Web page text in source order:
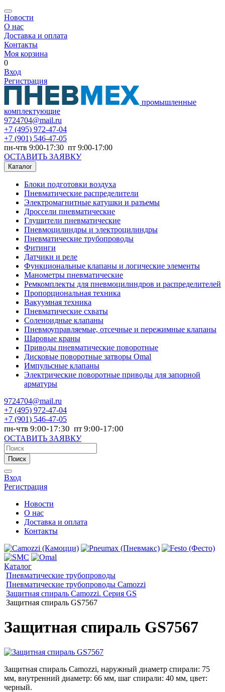
Новости
О нас
Доставка и оплата
Контакты
Моя корзина
0
Вход
Регистрация
промышленные
комплектующие
9724704@mail.ru
+7 (495) 972-47-04
+7 (901) 546-47-05
пн-чтв 9:00-17:30 пт 9:00-17:00
ОСТАВИТЬ ЗАЯВКУ
Каталог
Блоки подготовки воздуха
Пневматические распределители
Электромагнитные катушки и разъемы
Дроссели пневматические
Глушители пневматические
Пневмоцилиндры и электроцилиндры
Пневматические трубопроводы
Фитинги
Датчики и реле
Функциональные клапаны и логические элементы
Манометры пневматические
Ремкомплекты для пневмоцилиндров и распределителей
Пропорциональная техника
Вакуумная техника
Пневматические схваты
Соленоидные клапаны
Пневмоуправляемые, отсечные и пережимные клапаны
Шаровые краны
Приводы пневматические поворотные
Дисковые поворотные затворы Omal
Импульсные клапаны
Электрические поворотные приводы для запорной
арматуры
9724704@mail.ru
+7 (495) 972-47-04
+7 (901) 546-47-05
пн-чтв 9:00-17:30 пт 9:00-17:00
ОСТАВИТЬ ЗАЯВКУ
Поиск
Вход
Регистрация
Новости
О нас
Доставка и оплата
Контакты
Каталог
Пневматические трубопроводы
Пневматические трубопроводы Camozzi
Защитная спираль Camozzi. Серия GS
Защитная спираль GS7567
Защитная спираль GS7567
Защитная спираль Camozzi, наружный диаметр спирали: 75
мм, внутренний диаметр: 66 мм, шаг спирали: 40 мм, цвет:
черный.